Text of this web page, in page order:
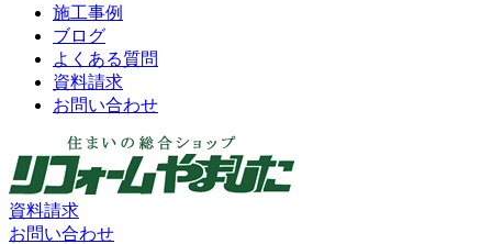
施工事例
ブログ
よくある質問
資料請求
お問い合わせ
資料請求
お問い合わせ